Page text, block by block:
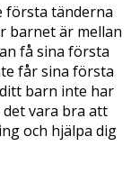
första tänderna
barnet är mellan
få sina första
får sina första
barn inte har
vara bra att
och hjälpa dig